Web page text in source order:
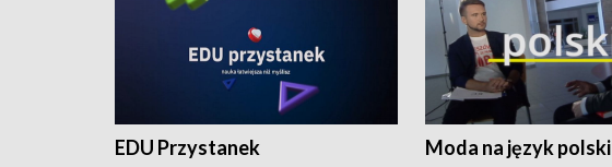
EDU Przystanek Moda na język polski